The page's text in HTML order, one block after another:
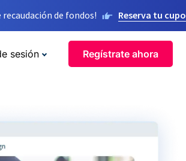
de fondos! Reserva tu cupo
sesión Regístrate ahora